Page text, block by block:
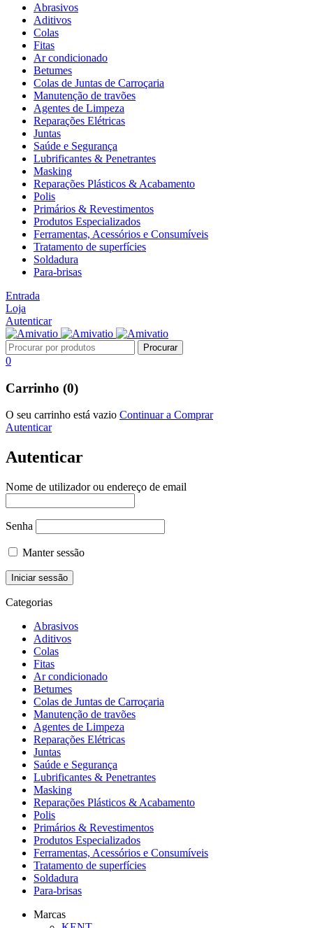
Abrasivos
Aditivos
Colas
Fitas
Ar condicionado
Betumes
Colas de Juntas de Carroçaria
Manutenção de travões
Agentes de Limpeza
Reparações Elétricas
Juntas
Saúde e Segurança
Lubrificantes & Penetrantes
Masking
Reparações Plásticos & Acabamento
Polis
Primários & Revestimentos
Produtos Especializados
Ferramentas, Acessórios e Consumíveis
Tratamento de superfícies
Soldadura
Para-brisas
Entrada
Loja
Autenticar
0
Carrinho (0)
O seu carrinho está vazio Continuar a Comprar
Autenticar
Autenticar
Nome de utilizador ou endereço de email
Senha
Manter sessão
Categorias
Abrasivos
Aditivos
Colas
Fitas
Ar condicionado
Betumes
Colas de Juntas de Carroçaria
Manutenção de travões
Agentes de Limpeza
Reparações Elétricas
Juntas
Saúde e Segurança
Lubrificantes & Penetrantes
Masking
Reparações Plásticos & Acabamento
Polis
Primários & Revestimentos
Produtos Especializados
Ferramentas, Acessórios e Consumíveis
Tratamento de superfícies
Soldadura
Para-brisas
Marcas